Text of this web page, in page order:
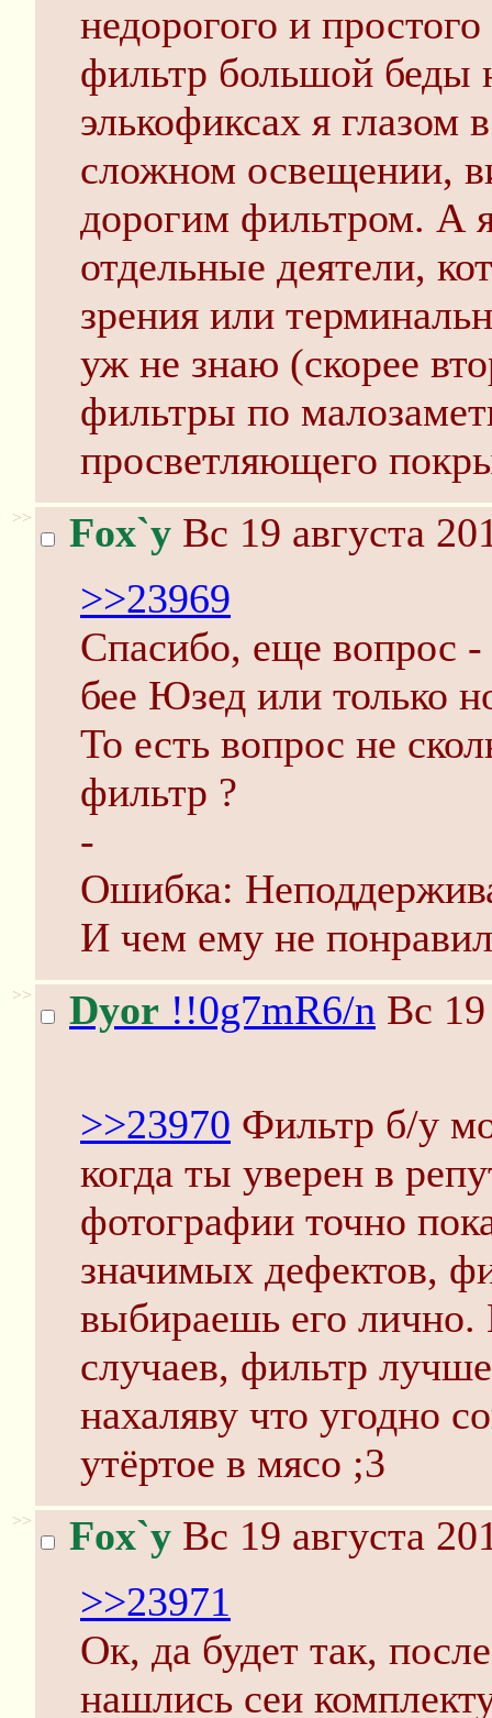
недорогого и
фильтр большой беды
элькофиксах я глазом
сложном освещении,
дорогим фильтром. А
отдельные деятели,
зрения или
уж не знаю (скорее
фильтры по
просветляющего
>> Fox`y Вс 19 августа
>>23969
Спасибо, еще вопрос
бее Юзед или только
То есть вопрос не
фильтр ?
-
Ошибка:
И чем ему не
>> Dyor !!0g7mR6/n Вс
>>23970 Фильтр б/у
когда ты уверен в
фотографии точно
значимых дефектов,
выбираешь его
случаев, фильтр
нахаляву что угодно
утёртое в мясо ;3
>> Fox`y Вс 19 августа
>>23971
Ок, да будет так,
нашлись сеи